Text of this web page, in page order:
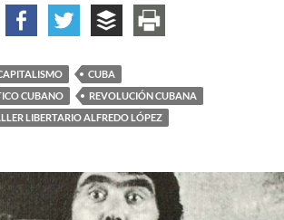
CUBA
CUBANO
REVOLUCIÓN CUBANA
LIBERTARIO ALFREDO LÓPEZ